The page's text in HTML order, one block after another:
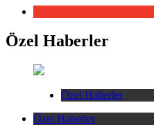
Özel Haberler
Özel Haberler
Özel Haberler